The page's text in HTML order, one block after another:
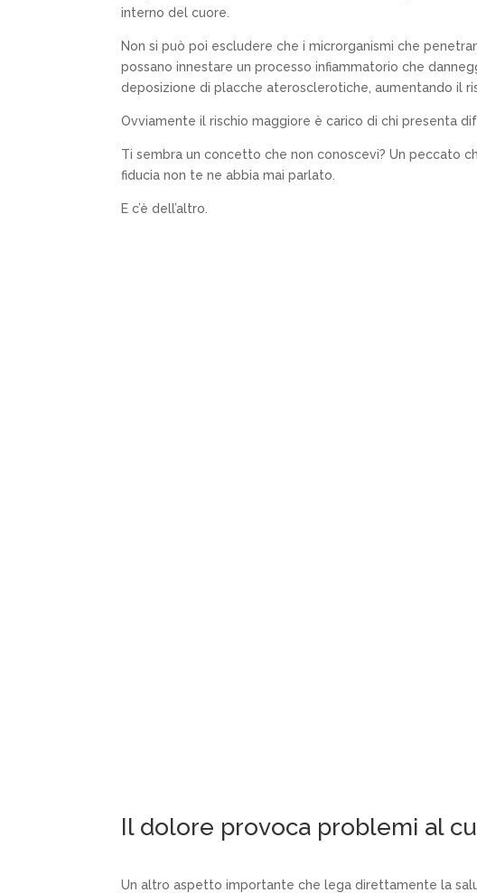
interno del cuore.
Non si può poi escludere che i microrganismi che
possano innestare un processo infiammatorio che
deposizione di placche aterosclerotiche, aumentando il
Ovviamente il rischio maggiore è carico di chi presenta
Ti sembra un concetto che non conoscevi? Un peccato
fiducia non te ne abbia mai parlato.
E c’è dell’altro.
Il dolore provoca problemi al
Un altro aspetto importante che lega direttamente la